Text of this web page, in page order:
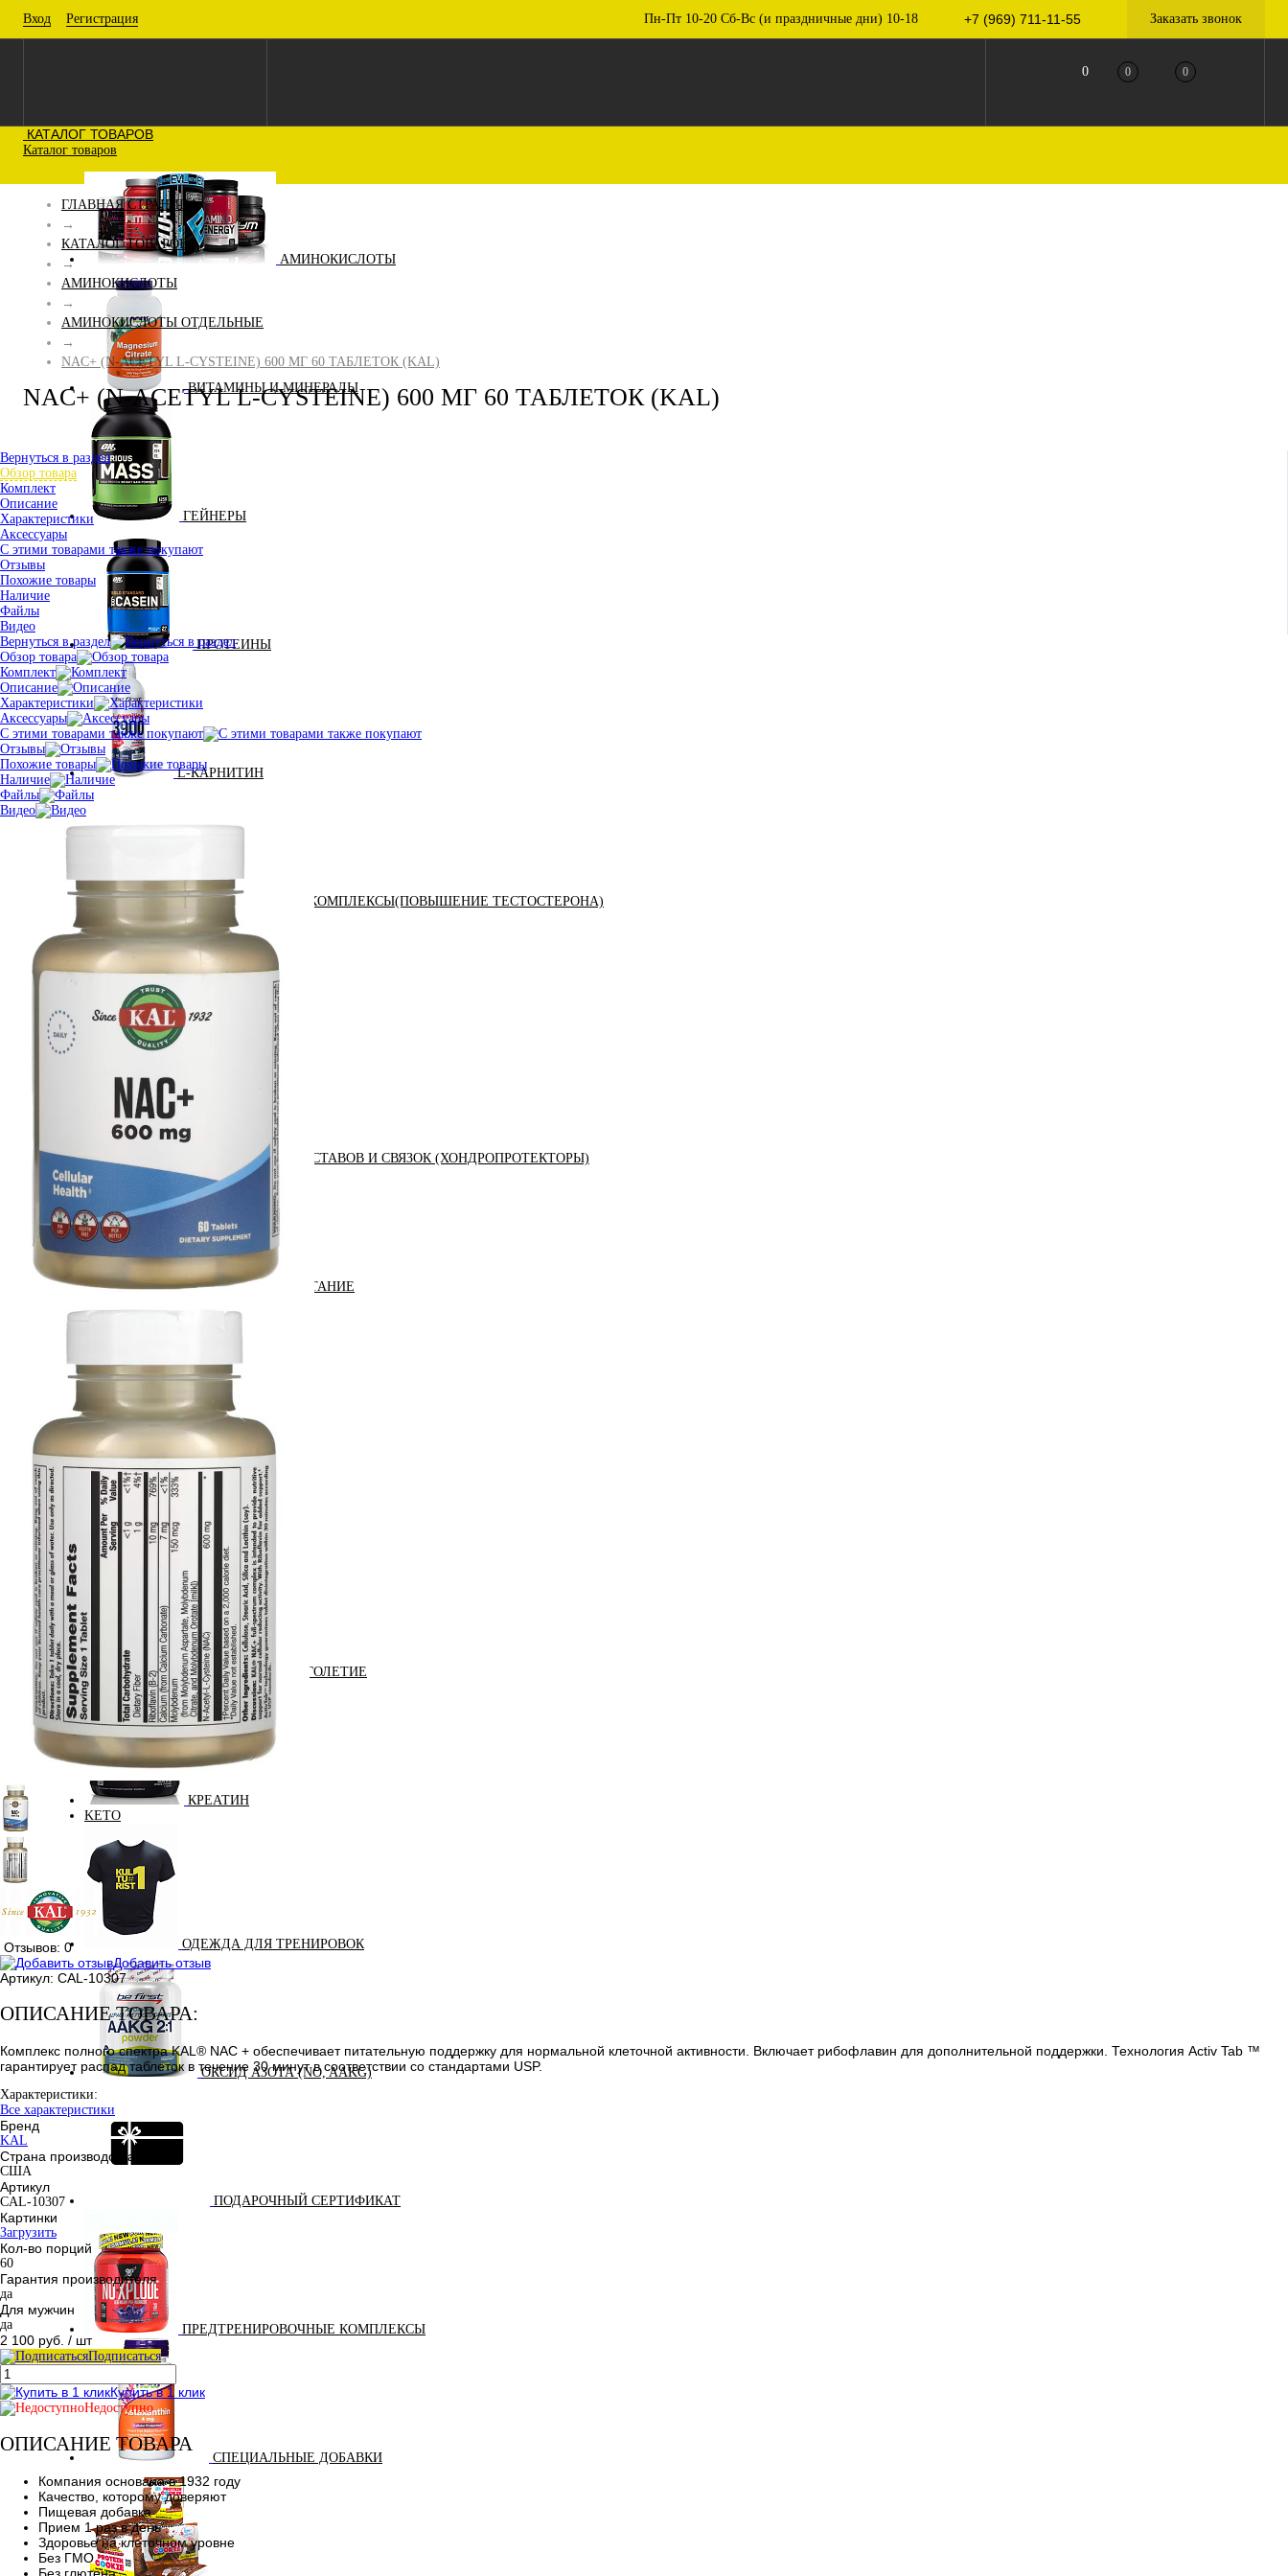
Вход Регистрация Пн-Пт 10-20 Сб-Вс (и праздничные дни) 10-18 +7 (969) 711-11-55 Заказать звонок
0 0 0
КАТАЛОГ ТОВАРОВ
Каталог товаров
АМИНОКИСЛОТЫ
ВИТАМИНЫ И МИНЕРАЛЫ
ГЕЙНЕРЫ
ПРОТЕИНЫ
L-КАРНИТИН
АНАБОЛИЧЕСКИЕ КОМПЛЕКСЫ(ПОВЫШЕНИЕ ТЕСТОСТЕРОНА)
АКСЕССУАРЫ
ДОБАВКИ ДЛЯ СУСТАВОВ И СВЯЗОК (ХОНДРОПРОТЕКТОРЫ)
ДИЕТИЧЕСКОЕ ПИТАНИЕ
ЖИРОСЖИГАТЕЛИ
ЗМА (ZMA)
ЗДОРОВЬЕ И ДОЛГОЛЕТИЕ
КРЕАТИН
KETO
ОДЕЖДА ДЛЯ ТРЕНИРОВОК
ОКСИД АЗОТА (NO, AAKG)
ПОДАРОЧНЫЙ СЕРТИФИКАТ
ПРЕДТРЕНИРОВОЧНЫЕ КОМПЛЕКСЫ
СПЕЦИАЛЬНЫЕ ДОБАВКИ
ГЛАВНАЯ СТРАНИЦА
→
КАТАЛОГ ТОВАРОВ
→
АМИНОКИСЛОТЫ
→
АМИНОКИСЛОТЫ ОТДЕЛЬНЫЕ
→
NAC+ (N-ACETYL L-CYSTEINE) 600 МГ 60 ТАБЛЕТОК (KAL)
NAC+ (N-ACETYL L-CYSTEINE) 600 МГ 60 ТАБЛЕТОК (KAL)
Вернуться в раздел
Обзор товара
Комплект
Описание
Характеристики
Аксессуары
С этими товарами также покупают
Отзывы
Похожие товары
Наличие
Файлы
Видео
Вернуться в раздел
Обзор товара
Комплект
Описание
Характеристики
Аксессуары
С этими товарами также покупают
Отзывы
Похожие товары
Наличие
Файлы
Видео
Отзывов: 0
Добавить отзыв
Артикул: CAL-10307
ОПИСАНИЕ ТОВАРА:
Комплекс полного спектра KAL® NAC + обеспечивает питательную поддержку для нормальной клеточной активности. Включает рибофлавин для дополнительной поддержки. Технология Activ Tab ™
гарантирует распад таблеток в течение 30 минут в соответствии со стандартами USP.
Характеристики:
Все характеристики
Бренд
KAL
Страна производства
США
Артикул
CAL-10307
Картинки
Загрузить
Кол-во порций
60
Гарантия производителя
да
Для мужчин
да
2 100 руб. / шт
Подписаться
Купить в 1 клик
Недоступно
ОПИСАНИЕ ТОВАРА
Компания основана в 1932 году
Качество, которому доверяют
Пищевая добавка
Прием 1 раз в день
Здоровье на клеточном уровне
Без ГМО
Без глютена